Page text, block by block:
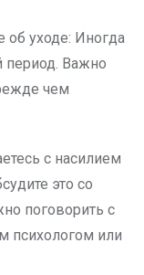
об уходе: Иногда
период. Важно
чем
с насилием
это со
поговорить с
психологом или